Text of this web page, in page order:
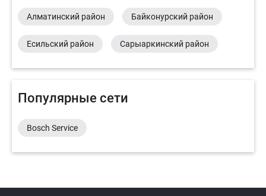
Алматинский район Байконурский район
Есильский район Сарыаркинский район
Популярные сети
Bosch Service